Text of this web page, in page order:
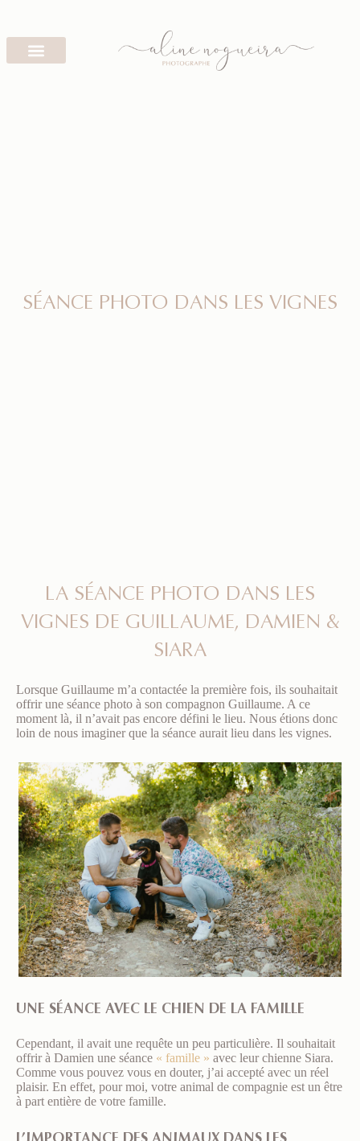
SÉANCE PHOTO DANS LES VIGNES
LA SÉANCE PHOTO DANS LES
VIGNES DE GUILLAUME, DAMIEN &
SIARA
Lorsque Guillaume m’a contactée la première fois, ils souhaitait
offrir une séance photo à son compagnon Guillaume. A ce
moment là, il n’avait pas encore défini le lieu. Nous étions donc
loin de nous imaginer que la séance aurait lieu dans les vignes.
UNE SÉANCE AVEC LE CHIEN DE LA FAMILLE
Cependant, il avait une requête un peu particulière. Il souhaitait
offrir à Damien une séance « famille » avec leur chienne Siara.
Comme vous pouvez vous en douter, j’ai accepté avec un réel
plaisir. En effet, pour moi, votre animal de compagnie est un être
à part entière de votre famille.